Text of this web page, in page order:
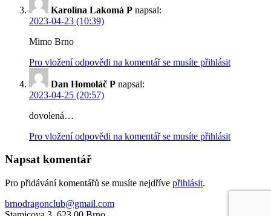
Karolína Lakomá P napsal:
2023-04-23 (10:39)
Mimo Brno
Pro vložení odpovědi na komentář se musíte přihlásit
Dan Homoláč P napsal:
2023-04-25 (20:57)
dovolená…
Pro vložení odpovědi na komentář se musíte přihlásit
Napsat komentář
Pro přidávání komentářů se musíte nejdříve přihlásit.
brnodragonclub@gmail.com